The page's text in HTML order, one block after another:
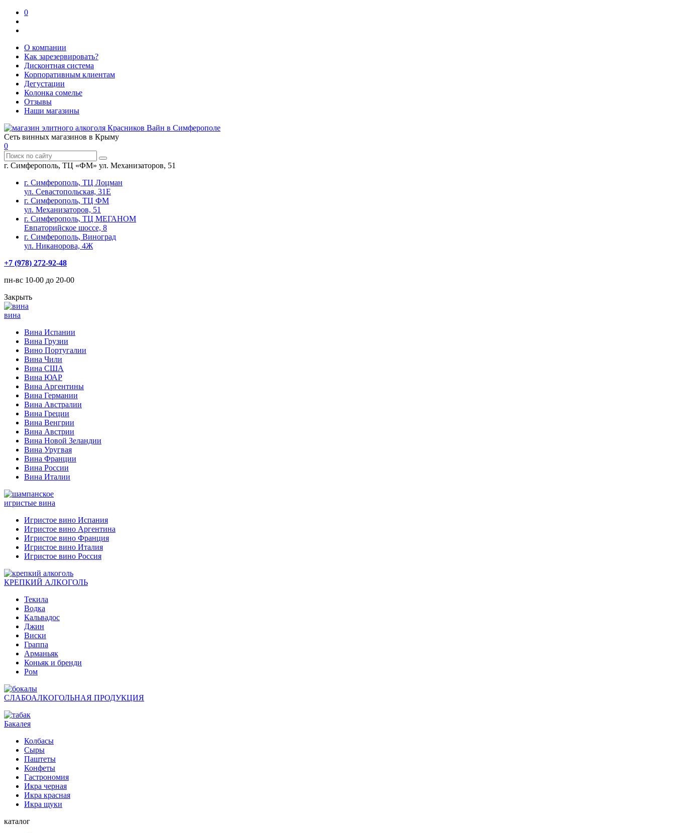
0
О компании
Как зарезервировать?
Дисконтная система
Корпоративным клиентам
Дегустации
Колонка сомелье
Отзывы
Наши магазины
Сеть винных магазинов в Крыму
0
г. Симферополь, ТЦ «ФМ» ул. Механизаторов, 51
г. Симферополь, ТЦ Лоцман
ул. Севастопольская, 31Е
г. Симферополь, ТЦ ФМ
ул. Механизаторов, 51
г. Симферополь, ТЦ МЕГАНОМ
Евпаторийское шоссе, 8
г. Симферополь, Виноград
ул. Никанорова, 4Ж
+7 (978) 272-92-48
пн-вс 10-00 до 20-00
Закрыть
вина
Вина Испании
Вина Грузии
Вино Португалии
Вина Чили
Вина США
Вина ЮАР
Вина Аргентины
Вина Германии
Вина Австралии
Вина Греции
Вина Венгрии
Вина Австрии
Вина Новой Зеландии
Вина Уругвая
Вина Франции
Вина России
Вина Италии
игристые вина
Игристое вино Испания
Игристое вино Аргентина
Игристое вино Франция
Игристое вино Италия
Игристое вино Россия
КРЕПКИЙ АЛКОГОЛЬ
Текила
Водка
Кальвадос
Джин
Виски
Граппа
Арманьяк
Коньяк и бренди
Ром
СЛАБОАЛКОГОЛЬНАЯ ПРОДУКЦИЯ
Бакалея
Колбасы
Сыры
Паштеты
Конфеты
Гастрономия
Икра черная
Икра красная
Икра щуки
каталог